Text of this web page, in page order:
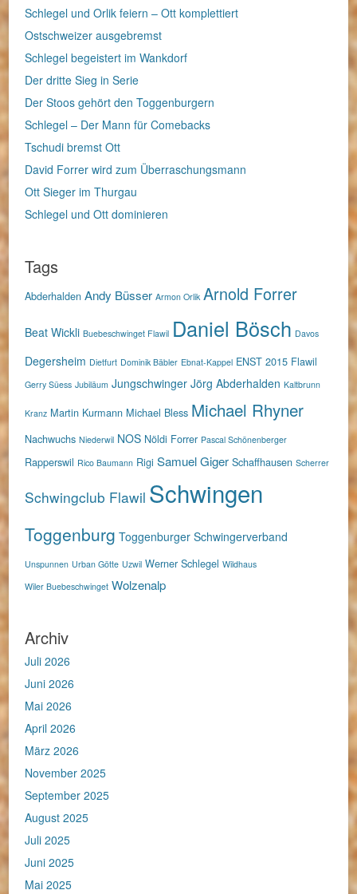
Schlegel und Orlik feiern – Ott komplettiert
Ostschweizer ausgebremst
Schlegel begeistert im Wankdorf
Der dritte Sieg in Serie
Der Stoos gehört den Toggenburgern
Schlegel – Der Mann für Comebacks
Tschudi bremst Ott
David Forrer wird zum Überraschungsmann
Ott Sieger im Thurgau
Schlegel und Ott dominieren
Tags
Abderhalden Andy Büsser Armon Orlik Arnold Forrer
Beat Wickli Buebeschwinget Flawil Daniel Bösch Davos
Degersheim Dietfurt Dominik Bäbler Ebnat-Kappel ENST 2015 Flawil
Gerry Süess Jubiläum Jungschwinger Jörg Abderhalden Kaltbrunn
Kranz Martin Kurmann Michael Bless Michael Rhyner
Nachwuchs Niederwil NOS Nöldi Forrer Pascal Schönenberger
Rapperswil Rico Baumann Rigi Samuel Giger Schaffhausen Scherrer
Schwingclub Flawil Schwingen
Toggenburg Toggenburger Schwingerverband
Unspunnen Urban Götte Uzwil Werner Schlegel Wildhaus
Wiler Buebeschwinget Wolzenalp
Archiv
Juli 2026
Juni 2026
Mai 2026
April 2026
März 2026
November 2025
September 2025
August 2025
Juli 2025
Juni 2025
Mai 2025